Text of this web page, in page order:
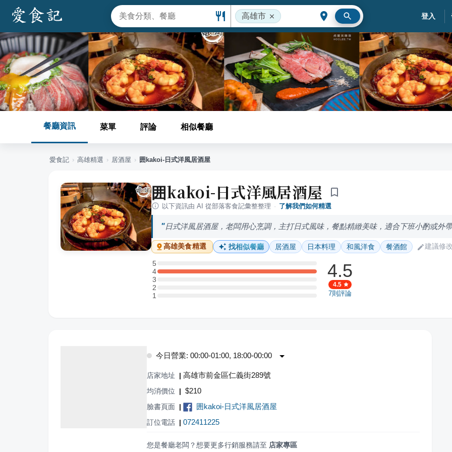
高雄市 登入
餐廳資訊 菜單 評論 相似餐廳
愛食記 › 高雄精選 › 居酒屋 › 囲kakoi-日式洋風居酒屋
囲kakoi-日式洋風居酒屋
以下資訊由 AI 從部落客食記彙整整理 · 了解我們如何精選
日式洋風居酒屋，老闆用心烹調，主打日式風味，餐點精緻美味，適合下班小酌或外帶
高雄美食精選 找相似餐廳 居酒屋 日本料理 和風洋食 餐酒館 建議修改
5
5 星：0 則評論
4
4 星：2 則評論
3
3 星：0 則評論
2
2 星：0 則評論
11 星：0 則評論
4.5
4.5
7則評論
今日營業: 00:00-01:00, 18:00-00:00
店家地址 | 高雄市前金區仁義街289號
均消價位 | $210
臉書頁面 | 囲kakoi-日式洋風居酒屋
訂位電話 | 072411225
您是餐廳老闆？想要更多行銷服務請至 店家專區